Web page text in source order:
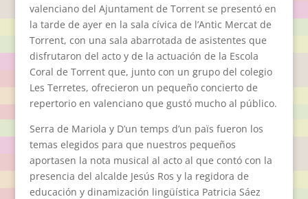
valenciano del Ajuntament de Torrent se presentó en
la tarde de ayer en la sala cívica de l’Antic Mercat de
Torrent, con una sala abarrotada de asistentes que
disfrutaron del acto y de la actuación de la Escola
Coral de Torrent que, junto con un grupo del colegio
Les Terretes, ofrecieron un pequeño concierto de
repertorio en valenciano que gustó mucho al público.
Serra de Mariola y D’un temps d’un païs fueron los
temas elegidos para que nuestros pequeños
aportasen la nota musical al acto al que contó con la
presencia del alcalde Jesús Ros y la regidora de
educación y dinamización lingüística Patricia Sáez